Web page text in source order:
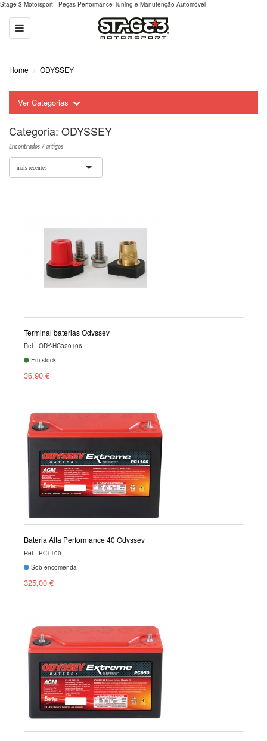
Stage 3 Motorsport - Peças Performance Tuning e Manutenção Automóvel
Toggle
navigation
Home ODYSSEY
Ver Categorias
Categoria: ODYSSEY
Encontrados 7 artigos
mais recentes
Terminal baterias Odyssey
Ref.: ODY-HC320106
Em stock
36,90 €
Bateria Alta Performance 40 Odyssey
Ref.: PC1100
Sob encomenda
325,00 €